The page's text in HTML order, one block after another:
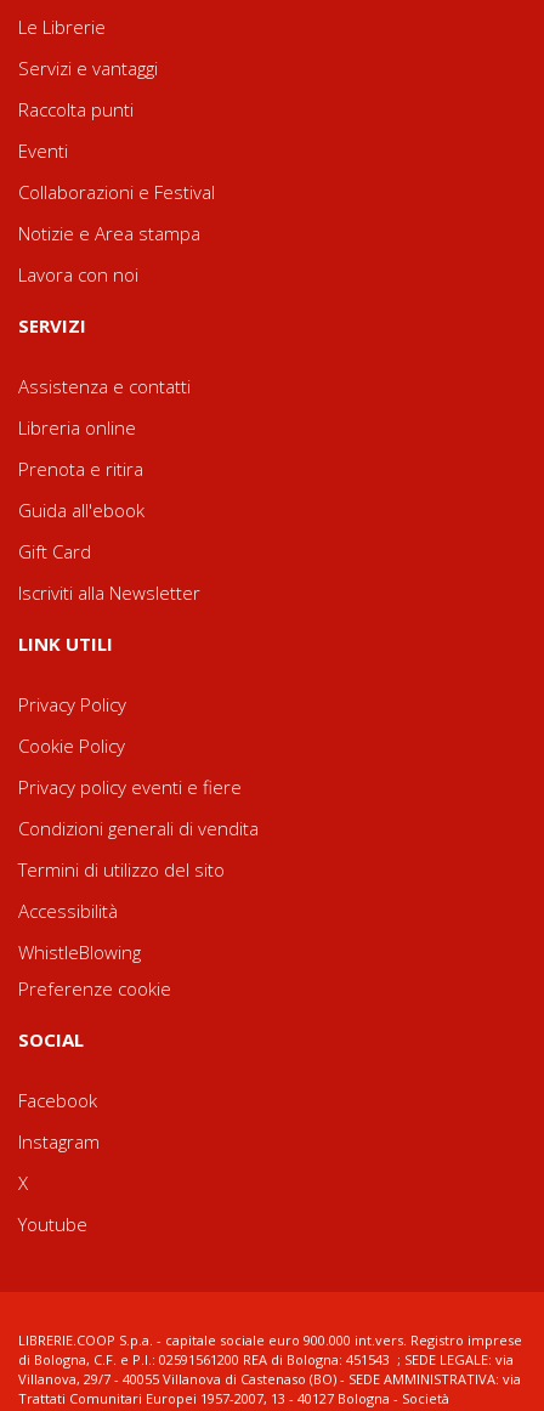
Le Librerie
Servizi e vantaggi
Raccolta punti
Eventi
Collaborazioni e Festival
Notizie e Area stampa
Lavora con noi
SERVIZI
Assistenza e contatti
Libreria online
Prenota e ritira
Guida all'ebook
Gift Card
Iscriviti alla Newsletter
LINK UTILI
Privacy Policy
Cookie Policy
Privacy policy eventi e fiere
Condizioni generali di vendita
Termini di utilizzo del sito
Accessibilità
WhistleBlowing
Preferenze cookie
SOCIAL
Facebook
Instagram
X
Youtube
LIBRERIE.COOP S.p.a. - capitale sociale euro 900.000 int.vers. Registro imprese
di Bologna, C.F. e P.I.: 02591561200 REA di Bologna: 451543 ; SEDE LEGALE: via
Villanova, 29/7 - 40055 Villanova di Castenaso (BO) - SEDE AMMINISTRATIVA: via
Trattati Comunitari Europei 1957-2007, 13 - 40127 Bologna - Società